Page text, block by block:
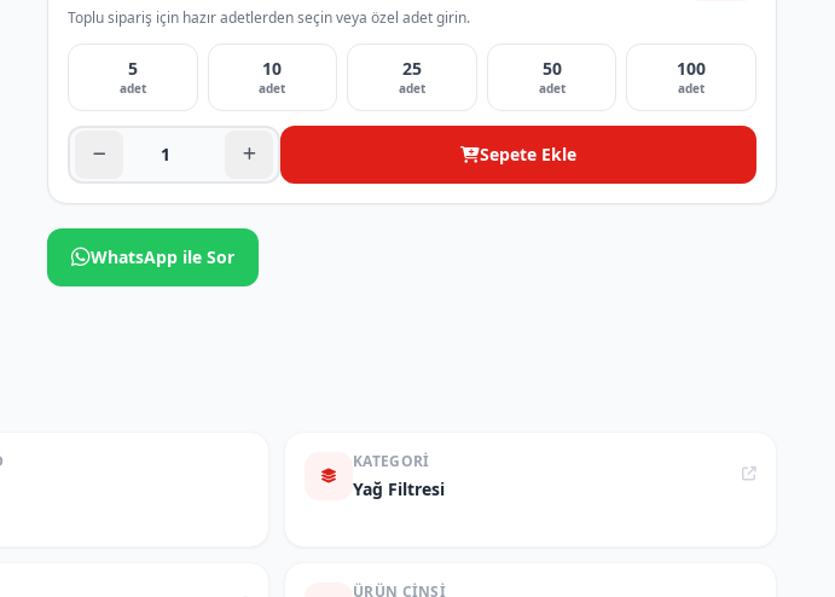
Toplu sipariş için hazır adetlerden seçin veya özel adet girin.
5
adet
10
adet
25
adet
50
adet
100
adet
Sepete Ekle
WhatsApp ile Sor
KATEGORI
Yağ Filtresi
ÜRÜN CINSI